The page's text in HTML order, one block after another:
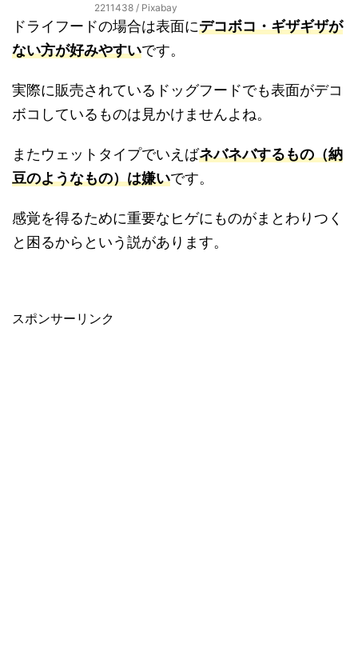
2211438 / Pixabay
ドライフードの場合は表面にデコボコ・ギザギザが
ない方が好みやすいです。
実際に販売されているドッグフードでも表面がデコ
ボコしているものは見かけませんよね。
またウェットタイプでいえばネバネバするもの（納
豆のようなもの）は嫌いです。
感覚を得るために重要なヒゲにものがまとわりつく
と困るからという説があります。
スポンサーリンク